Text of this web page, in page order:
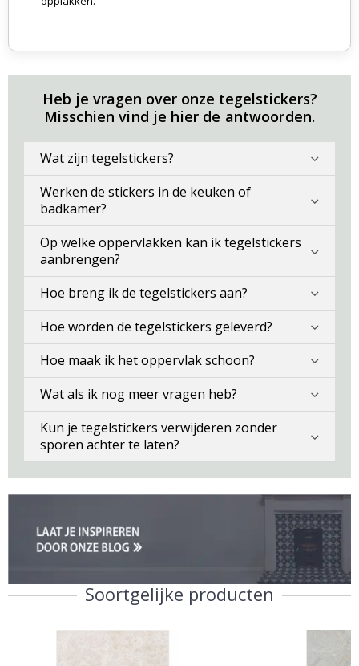
Heb je vragen over onze tegelstickers?
Misschien vind je hier de antwoorden.
Wat zijn tegelstickers?
Werken de stickers in de keuken of
badkamer?
Op welke oppervlakken kan ik tegelstickers
aanbrengen?
Hoe breng ik de tegelstickers aan?
Hoe worden de tegelstickers geleverd?
Hoe maak ik het oppervlak schoon?
Wat als ik nog meer vragen heb?
Kun je tegelstickers verwijderen zonder
sporen achter te laten?
Soortgelijke producten